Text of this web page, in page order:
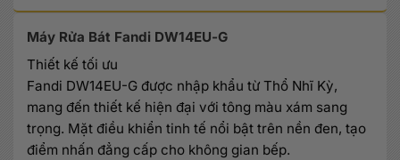
Máy Rửa Bát Fandi DW14EU-G
Thiết kế tối ưu
Fandi DW14EU-G được nhập khẩu từ Thổ Nhĩ Kỳ,
mang đến thiết kế hiện đại với tông màu xám sang
trọng. Mặt điều khiển tinh tế nổi bật trên nền đen, tạo
điểm nhấn đẳng cấp cho không gian bếp.